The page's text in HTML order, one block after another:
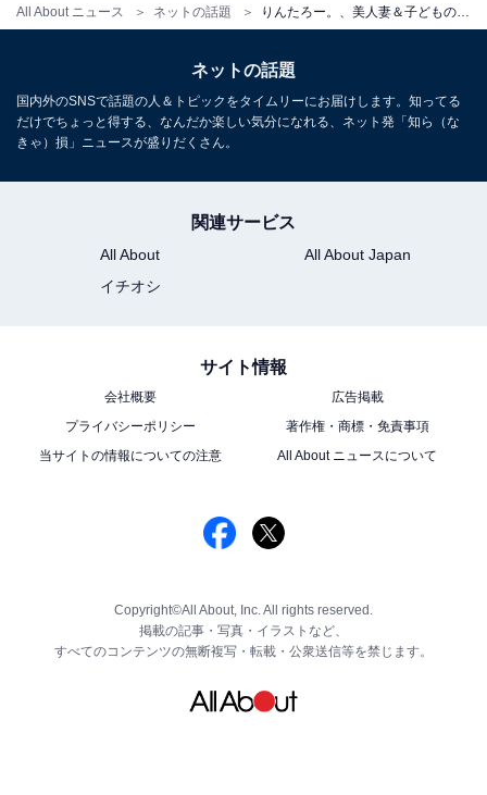
All About ニュース ネットの話題
ネットの話題
国内外のSNSで話題の人＆トピックをタイムリーにお届けします。知ってる
だけでちょっと得する、なんだか楽しい気分になれる、ネット発「知ら（な
きゃ）損」ニュースが盛りだくさん。
関連サービス
All About
All About Japan
イチオシ
サイト情報
会社概要
広告掲載
プライバシーポリシー
著作権・商標・免責事項
当サイトの情報についての注意
All About ニュースについて
Copyright©All About, Inc. All rights reserved.
掲載の記事・写真・イラストなど、
すべてのコンテンツの無断複写・転載・公衆送信等を禁じます。